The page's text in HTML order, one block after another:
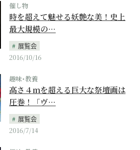
催し物
時を超えて魅せる妖艶な美！史上
最大規模の…
展覧会
2016/10/16
趣味･教養
高さ４ｍを超える巨大な祭壇画は
圧巻！「ヴ…
展覧会
2016/7/14